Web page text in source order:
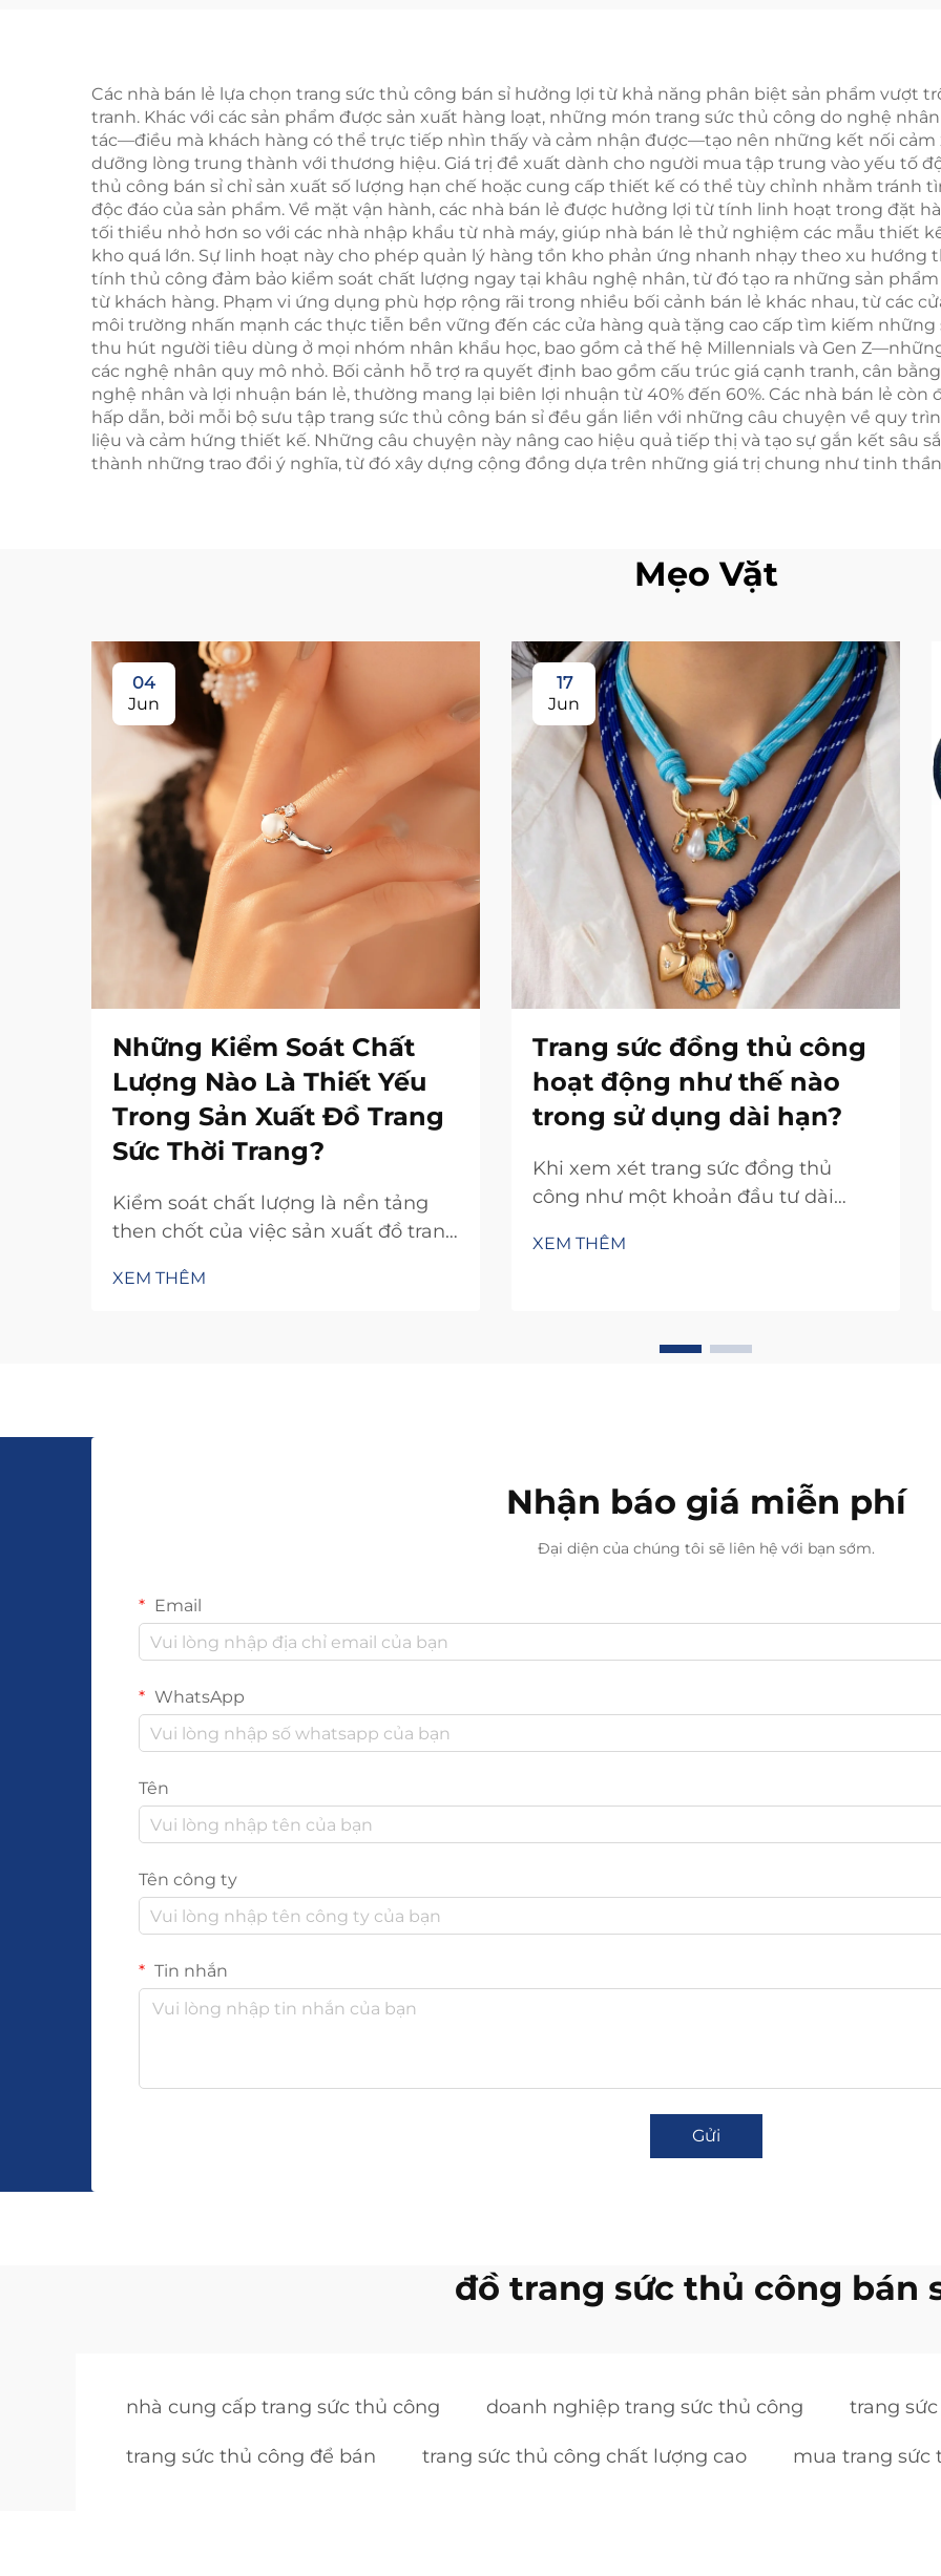
chỉnh, BXRAG001
Các nhà bán lẻ lựa chọn trang sức thủ công bán sỉ hưởng lợi từ khả năng phân biệt sản phẩm vượt
tranh. Khác với các sản phẩm được sản xuất hàng loạt, những món trang sức thủ công do nghệ
tác—điều mà khách hàng có thể trực tiếp nhìn thấy và cảm nhận được—tạo nên những kết nối
dưỡng lòng trung thành với thương hiệu. Giá trị đề xuất dành cho người mua tập trung vào yếu tố
thủ công bán sỉ chỉ sản xuất số lượng hạn chế hoặc cung cấp thiết kế có thể tùy chỉnh nhằm tránh
độc đáo của sản phẩm. Về mặt vận hành, các nhà bán lẻ được hưởng lợi từ tính linh hoạt trong đặt
tối thiểu nhỏ hơn so với các nhà nhập khẩu từ nhà máy, giúp nhà bán lẻ thử nghiệm các mẫu thiết
kho quá lớn. Sự linh hoạt này cho phép quản lý hàng tồn kho phản ứng nhanh nhạy theo xu hướng
tính thủ công đảm bảo kiểm soát chất lượng ngay tại khâu nghệ nhân, từ đó tạo ra những sản
từ khách hàng. Phạm vi ứng dụng phù hợp rộng rãi trong nhiều bối cảnh bán lẻ khác nhau, từ các
môi trường nhấn mạnh các thực tiễn bền vững đến các cửa hàng quà tặng cao cấp tìm kiếm những
thu hút người tiêu dùng ở mọi nhóm nhân khẩu học, bao gồm cả thế hệ Millennials và Gen
các nghệ nhân quy mô nhỏ. Bối cảnh hỗ trợ ra quyết định bao gồm cấu trúc giá cạnh tranh, cân
nghệ nhân và lợi nhuận bán lẻ, thường mang lại biên lợi nhuận từ 40% đến 60%. Các nhà bán lẻ
hấp dẫn, bởi mỗi bộ sưu tập trang sức thủ công bán sỉ đều gắn liền với những câu chuyện về quy
liệu và cảm hứng thiết kế. Những câu chuyện này nâng cao hiệu quả tiếp thị và tạo sự gắn kết sâu
thành những trao đổi ý nghĩa, từ đó xây dựng cộng đồng dựa trên những giá trị chung như tinh
Mẹo Vặt
04
Jun
Những Kiểm Soát Chất
Lượng Nào Là Thiết Yếu
Trong Sản Xuất Đồ Trang
Sức Thời Trang?
Kiểm soát chất lượng là nền tảng
then chốt của việc sản xuất đồ trang
định liệu một sản phẩm sẽ trở
XEM THÊM
17
Jun
Trang sức đồng thủ công
hoạt động như thế nào
trong sử dụng dài hạn?
Khi xem xét trang sức đồng thủ
công như một khoản đầu tư dài
suất của nó trong thời gian sử dụng
XEM THÊM
Nhận báo giá miễn phí
Đại diện của chúng tôi sẽ liên hệ với bạn sớm.
Email
WhatsApp
Tên
Tên công ty
Tin nhắn
Gửi
đồ trang sức thủ công bán
nhà cung cấp trang sức thủ công doanh nghiệp trang sức thủ công trang
trang sức thủ công để bán trang sức thủ công chất lượng cao mua trang sức